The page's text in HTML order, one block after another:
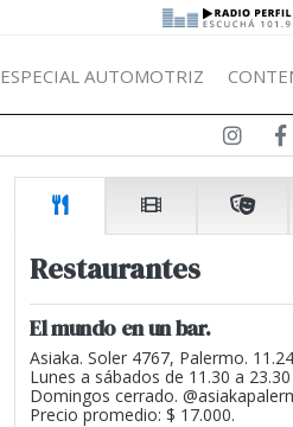
ESPECIAL AUTOMOTRIZ
Restaurantes
El mundo en un bar.
Asiaka. Soler 4767, Palermo.
Lunes a sábados de 11.30 a
Domingos cerrado.
Precio promedio: $ 17.000.